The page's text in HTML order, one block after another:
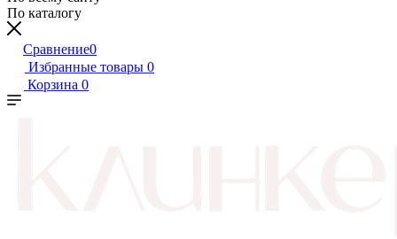
По каталогу
Сравнение0
Избранные товары 0
Корзина 0